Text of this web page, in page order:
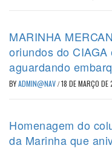
MARINHA
oriundos do
aguardando
BYADMIN@NAV/18 DE MARÇO
Homenagem do
da Marinha que